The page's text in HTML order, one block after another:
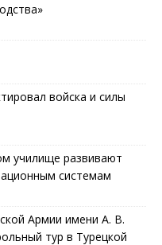
войска и силы
училище развивают
системам
Армии имени А. В.
тур в Турецкой